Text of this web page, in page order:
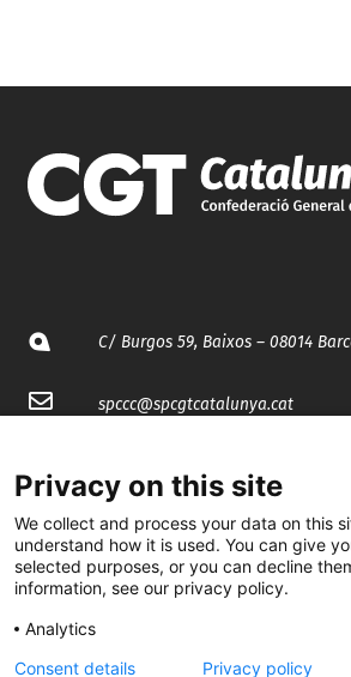
C/ Burgos 59, Baixos – 08014
spccc@spcgtcatalunya.cat
@CGTCatalunya
cgtcatalunya
CGTCatalunya
cgtcatalunya
Privacy on this site
We collect and process your data on this
understand how it is used. You can give
selected purposes, or you can decline
information, see our privacy policy.
Analytics
Consent details
Privacy policy